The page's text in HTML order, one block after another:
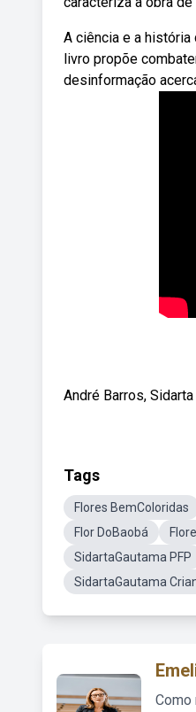
A ciência e a
livro propõe
desinformação
André Barros,
Tags
Flores BemColoridas
Flor DoBaobá
SidartaGautama PFP
SidartaGautama
Como